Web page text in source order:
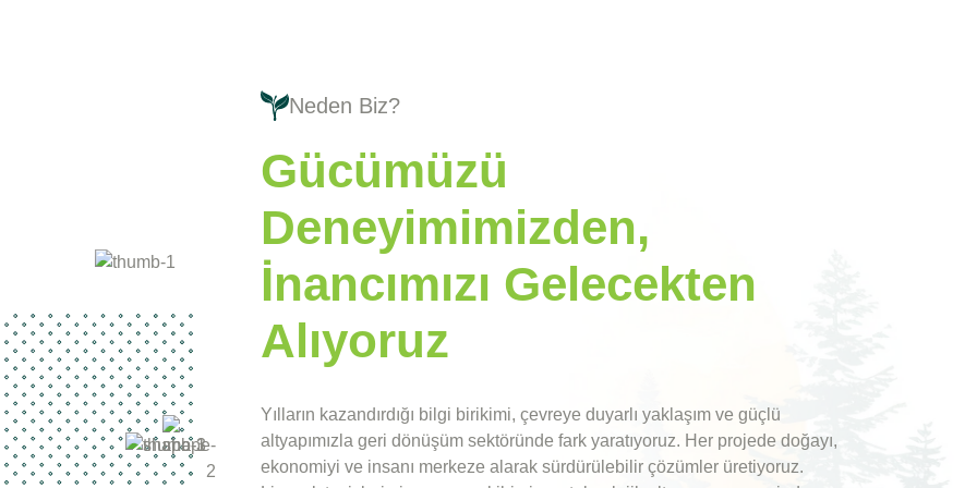
Neden Biz?
Gücümüzü
Deneyimimizden,
İnancımızı Gelecekten
Alıyoruz
Yılların kazandırdığı bilgi birikimi, çevreye duyarlı yaklaşım ve güçlü
altyapımızla geri dönüşüm sektöründe fark yaratıyoruz. Her projede doğayı,
ekonomiyi ve insanı merkeze alarak sürdürülebilir çözümler üretiyoruz.